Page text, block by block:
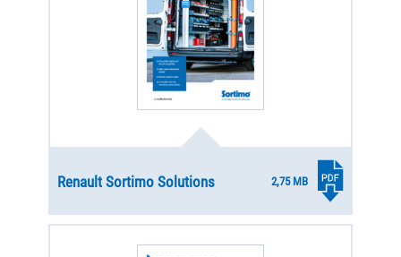
Renault Sortimo Solutions 2,75 MB